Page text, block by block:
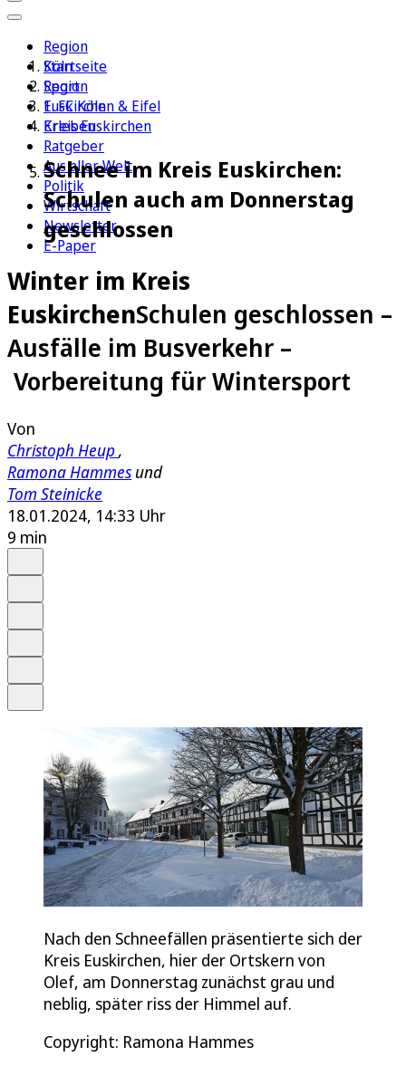
Region
Köln
Sport
1. FC Köln
Erleben
Ratgeber
Aus aller Welt
Politik
Wirtschaft
Newsletter
E-Paper
Startseite
Region
Euskirchen & Eifel
Kreis Euskirchen
Schnee im Kreis Euskirchen:
Schulen auch am Donnerstag
geschlossen
Winter im Kreis
EuskirchenSchulen geschlossen –
Ausfälle im Busverkehr –
Vorbereitung für Wintersport
Von
Christoph Heup,
Ramona Hammes und
Tom Steinicke
18.01.2024, 14:33 Uhr
9 min
Nach den Schneefällen präsentierte sich der
Kreis Euskirchen, hier der Ortskern von
Olef, am Donnerstag zunächst grau und
neblig, später riss der Himmel auf.
Copyright: Ramona Hammes